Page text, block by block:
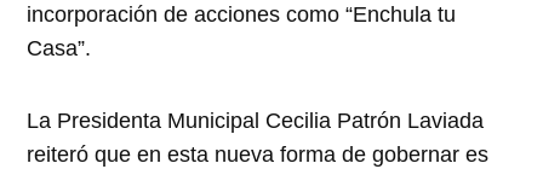
incorporación de acciones como “Enchula tu
Casa”.
La Presidenta Municipal Cecilia Patrón Laviada
reiteró que en esta nueva forma de gobernar es